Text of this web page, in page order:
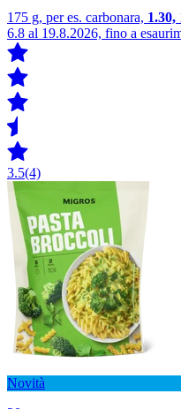
175 g, per es. carbonara, 1.30,
6.8 al 19.8.2026, fino a
3.5(4)
Novità